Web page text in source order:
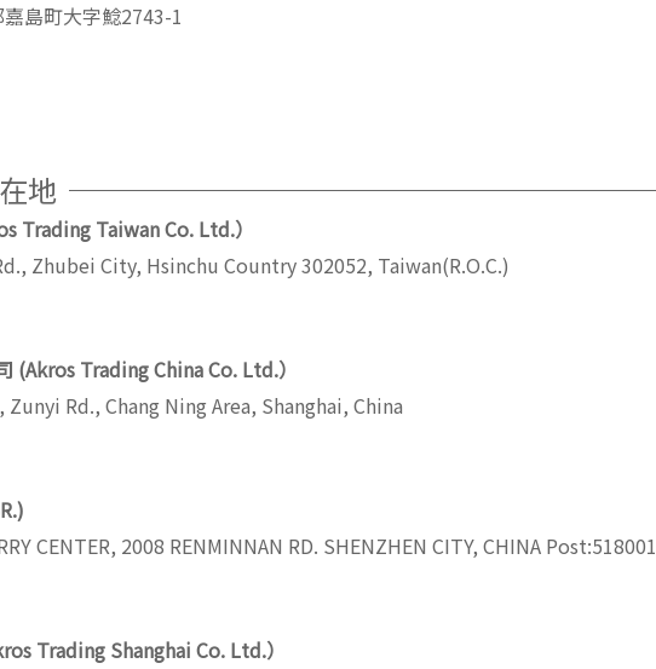
島町大字鯰2743-1
地
Trading Taiwan Co. Ltd.）
Zhubei City, Hsinchu Country 302052, Taiwan(R.O.C.)
(Akros Trading China Co. Ltd.）
Rd., Chang Ning Area, Shanghai, China
CENTER, 2008 RENMINNAN RD. SHENZHEN CITY, CHINA Post:518001
Trading Shanghai Co. Ltd.）